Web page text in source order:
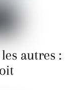
autres :